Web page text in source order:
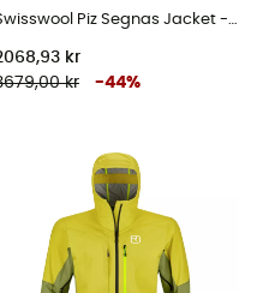
kr
kr
-44%